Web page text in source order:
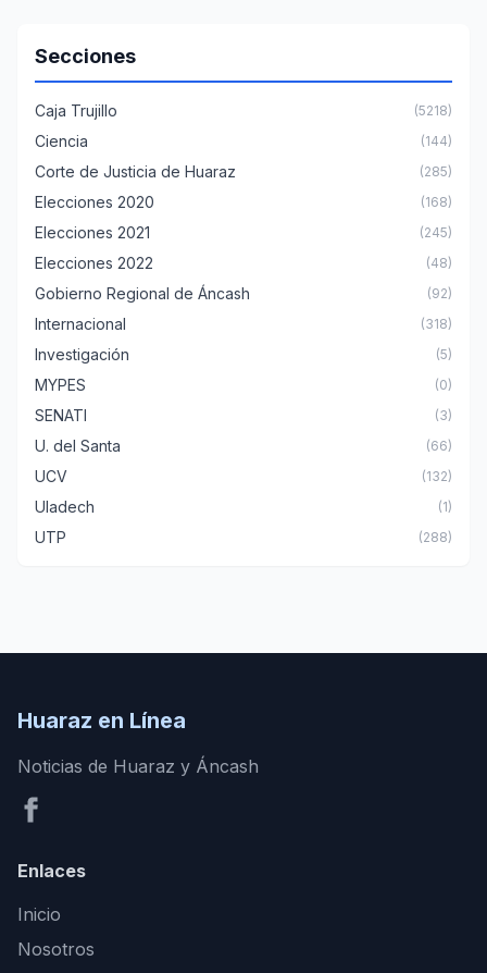
Secciones
Caja Trujillo (5218)
Ciencia (144)
Corte de Justicia de Huaraz (285)
Elecciones 2020 (168)
Elecciones 2021 (245)
Elecciones 2022 (48)
Gobierno Regional de Áncash (92)
Internacional (318)
Investigación (5)
MYPES (0)
SENATI (3)
U. del Santa (66)
UCV (132)
Uladech (1)
UTP (288)
Huaraz en Línea
Noticias de Huaraz y Áncash
Enlaces
Inicio
Nosotros